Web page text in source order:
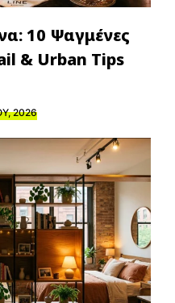
10 Ψαγμένες
& Urban Tips
2026